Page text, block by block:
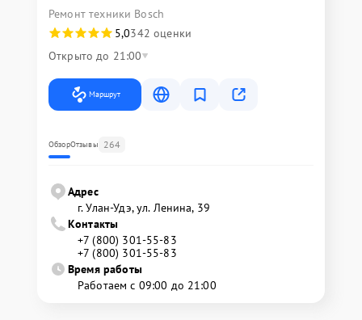
Ремонт техники Bosch
5,0342 оценки
Открыто до 21:00
Маршрут
ОбзорОтзывы 264
Адрес
г. Улан-Удэ, ул. Ленина, 39
Контакты
+7 (800) 301-55-83
+7 (800) 301-55-83
Время работы
Работаем с 09:00 до 21:00